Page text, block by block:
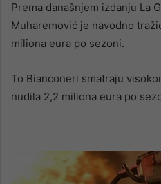
Prema današnjem izdanju La
Muharemović je navodno
miliona eura po sezoni.
To Bianconeri smatraju
nudila 2,2 miliona eura po